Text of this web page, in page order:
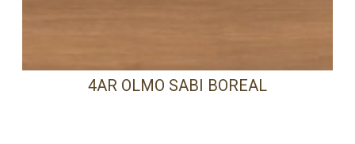
4AR OLMO SABI BOREAL